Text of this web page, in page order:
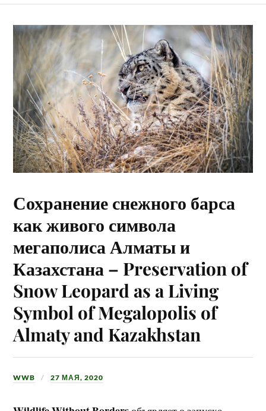
Сохранение снежного барса
как живого символа
мегаполиса Алматы и
Казахстана – Preservation of
Snow Leopard as a Living
Symbol of Megalopolis of
Almaty and Kazakhstan
WWB 27 МАЯ, 2020